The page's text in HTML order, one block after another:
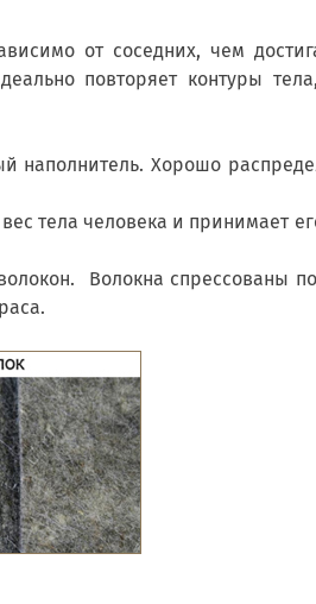
от соседних, чем
повторяет контуры
наполнитель. Хорошо
тела человека и принимает
Волокна спрессованы